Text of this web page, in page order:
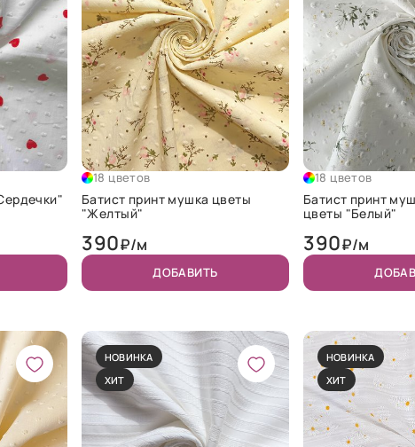
18 цветов
Батист принт мушка цветы
"Желтый"
390₽/м
ДОБАВИТЬ
18 цветов
Батист принт
цветы "Белый"
390₽/м
НОВИНКА
ХИТ
НОВИНКА
ХИТ